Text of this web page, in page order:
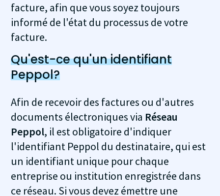
facture, afin que vous soyez toujours
informé de l'état du processus de votre
facture.
Qu'est-ce qu'un identifiant
Peppol?
Afin de recevoir des factures ou d'autres
documents électroniques via Réseau
Peppol, il est obligatoire d'indiquer
l'identifiant Peppol du destinataire, qui est
un identifiant unique pour chaque
entreprise ou institution enregistrée dans
ce réseau. Si vous devez émettre une